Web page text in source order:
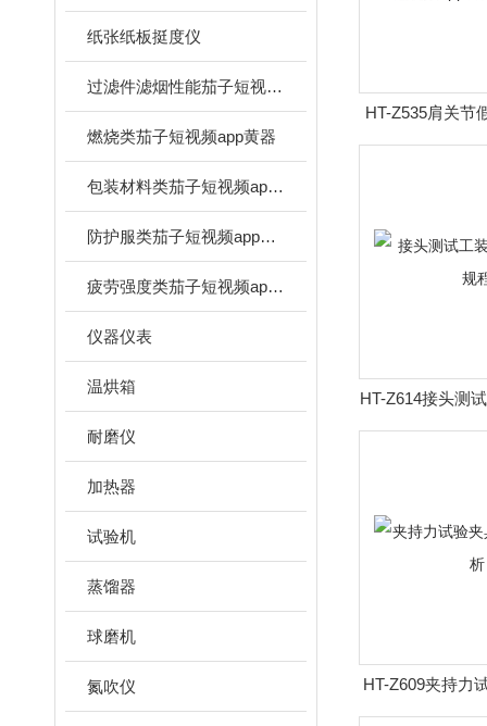
纸张纸板挺度仪
过滤件滤烟性能茄子短视频app官网
燃烧类茄子短视频app黄器
包装材料类茄子短视频app黄器
防护服类茄子短视频app黄器
疲劳强度类茄子短视频app官网
仪器仪表
温烘箱
耐磨仪
加热器
试验机
蒸馏器
球磨机
氮吹仪
HT-Z535肩关节
茄子短视频app
HT-Z614接头测
作
HT-Z609夹持力
准